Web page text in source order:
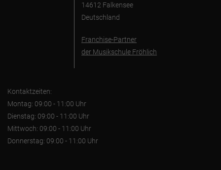
14612 Falkensee
Deutschland
Franchise-Partner
der Musikschule Fröhlich
Kontaktzeiten:
Montag: 09:00 - 11:00 Uhr
Dienstag: 09:00 - 11:00 Uhr
Mittwoch: 09:00 - 11:00 Uhr
Donnerstag: 09:00 - 11:00 Uhr